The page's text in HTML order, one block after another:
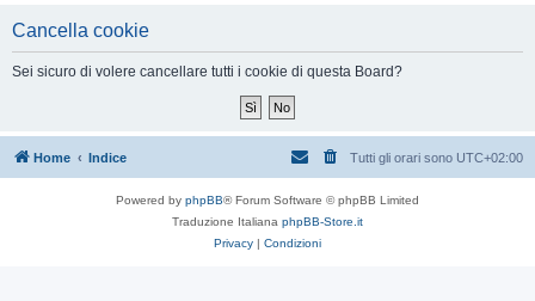
Cancella cookie
Sei sicuro di volere cancellare tutti i cookie di questa Board?
Home Indice Tutti gli orari sono UTC+02:00
Powered by phpBB® Forum Software © phpBB Limited
Traduzione Italiana phpBB-Store.it
Privacy | Condizioni